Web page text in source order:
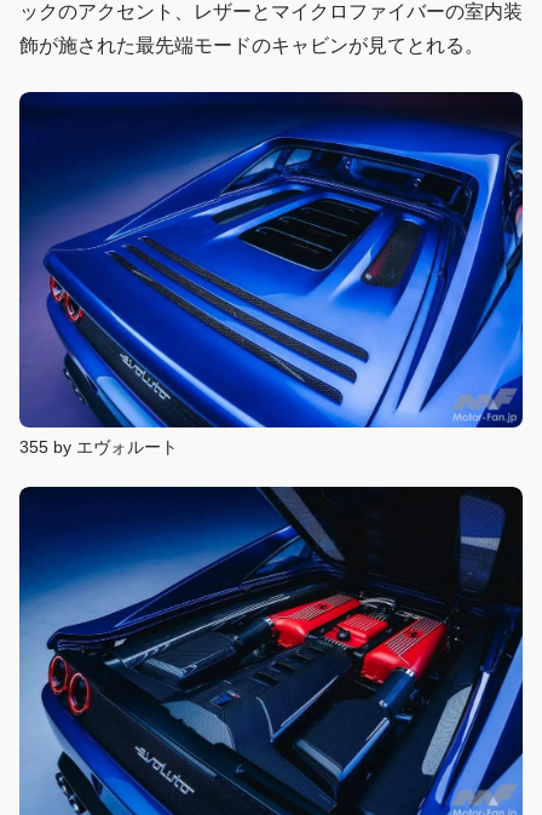
ックのアクセント、レザーとマイクロファイバーの室内装
飾が施された最先端モードのキャビンが見てとれる。
355 by エヴォルート